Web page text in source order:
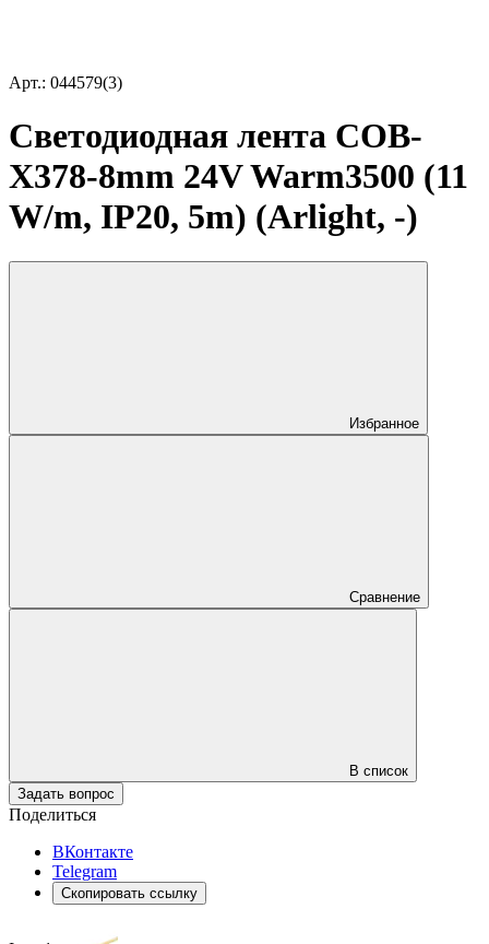
Арт.: 044579(3)
Светодиодная лента COB-
X378-8mm 24V Warm3500 (11
W/m, IP20, 5m) (Arlight, -)
Избранное
Сравнение
В список
Задать вопрос
Поделиться
ВКонтакте
Telegram
Скопировать ссылку